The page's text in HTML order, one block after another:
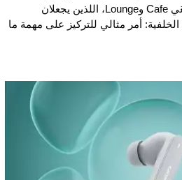
Spatial Audio من Philips وضعَي Cafe وLounge، اللذين يجعلان
أمر مثالي للتركيز على مهمة ما